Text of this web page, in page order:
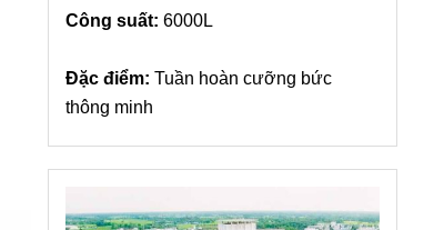
Công suất: 6000L
Đặc điểm: Tuần hoàn cưỡng bức
thông minh